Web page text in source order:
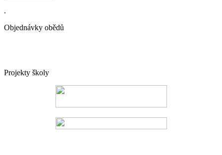
.
Objednávky obědů
Projekty školy